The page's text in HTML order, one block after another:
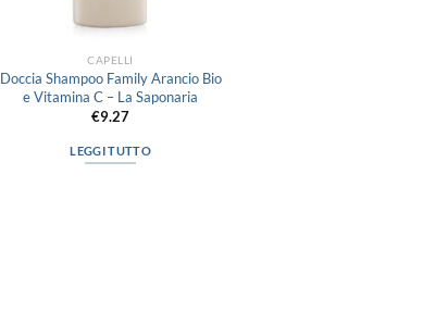
CAPELLI
Doccia Shampoo Family Arancio Bio
e Vitamina C – La Saponaria
€9.27
LEGGI TUTTO